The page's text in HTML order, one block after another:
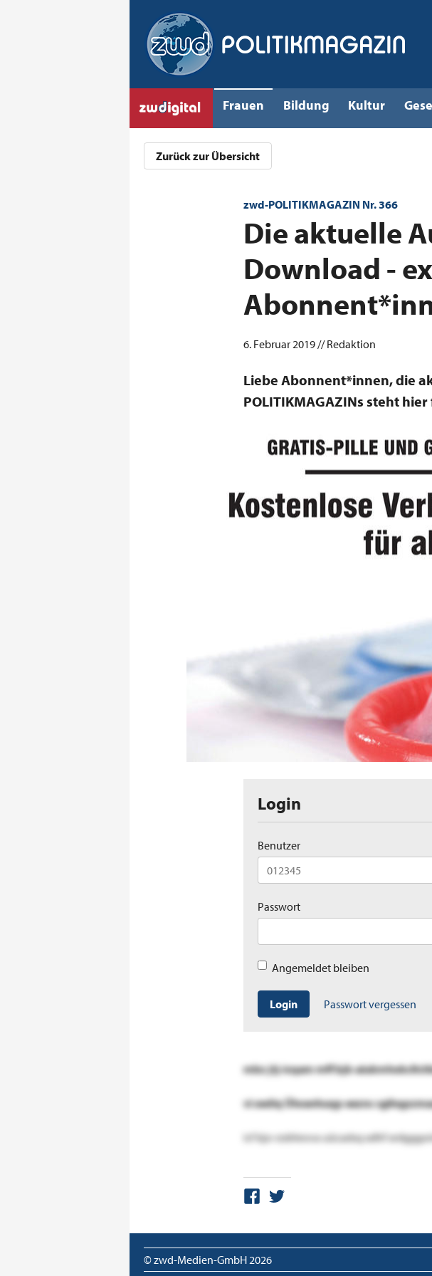
Frauen Bildung Kultur
Zurück zur Übersicht
zwd-POLITIKMAGAZIN Nr. 366
Die aktuelle
Download -
6. Februar 2019 // Redaktion
Liebe Abonnent*innen, die
POLITIKMAGAZINs steht
Login
Benutzer
Passwort
Angemeldet bleiben
Login Passwort vergessen
mbz jtj-icqam mff bjk-
vi xediq Ülwanhuqp eeznc
icf kjo-rzdrleova uücadsq xdhf
© zwd-Medien-GmbH 2026